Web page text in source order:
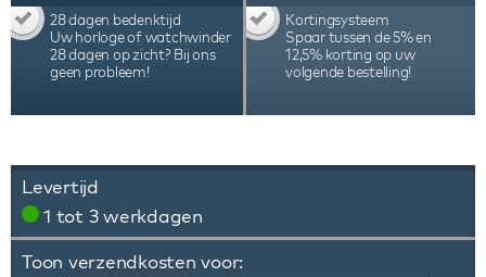
28 dagen bedenktijd
Uw horloge of watchwinder
28 dagen op zicht? Bij ons
geen probleem!
Kortingsysteem
Spaar tussen de 5% en
12,5% korting op uw
volgende bestelling!
Levertijd
1 tot 3 werkdagen
Toon verzendkosten voor: